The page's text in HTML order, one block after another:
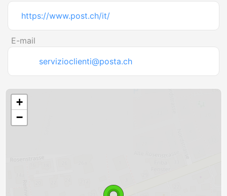
https://www.post.ch/it/
E-mail
servizioclienti@posta.ch
+
−